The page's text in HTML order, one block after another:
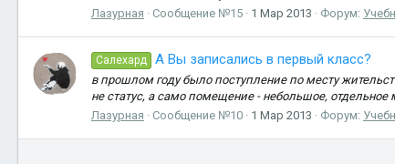
Лазурная
Сообщение №15 1 Мар 2013 Форум:
Салехард А Вы записались в первый класс?
в прошлом году было поступление по месту
не статус, а само помещение - небольшое,
Лазурная
Сообщение №10 1 Мар 2013 Форум: